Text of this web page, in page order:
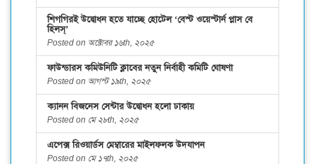
শিগগিরই উদ্বোধন হতে যাচ্ছে হোটেল ‘বেস্ট ওয়েস্টার্ন প্লাস বে
হিলস্’
Posted on অক্টোবর ১৬th, ২০২৫
ফাউন্ডারস কমিউনিটি ক্লাবের নতুন নির্বাহী কমিটি ঘোষণা
Posted on আগস্ট ১৯th, ২০২৫
ক্যানন বিজনেস সেন্টার উদ্বোধন হলো ঢাকায়
Posted on মে ২৮th, ২০২৫
এপেক্স রিওয়ার্ডস মেম্বারের মাইলফলক উদযাপন
Posted on মে ১৭th, ২০২৫